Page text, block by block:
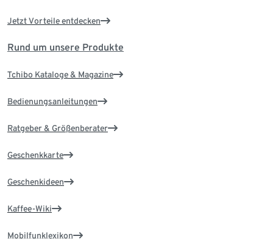
Jetzt Vorteile entdecken
Rund um unsere Produkte
Tchibo Kataloge & Magazine
Bedienungsanleitungen
Ratgeber & Größenberater
Geschenkkarte
Geschenkideen
Kaffee-Wiki
Mobilfunklexikon